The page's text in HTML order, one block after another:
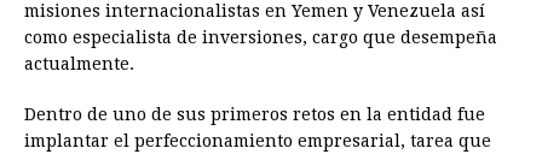
misiones internacionalistas en Yemen y Venezuela así
como especialista de inversiones, cargo que desempeña
actualmente.
Dentro de uno de sus primeros retos en la entidad fue
implantar el perfeccionamiento empresarial, tarea que